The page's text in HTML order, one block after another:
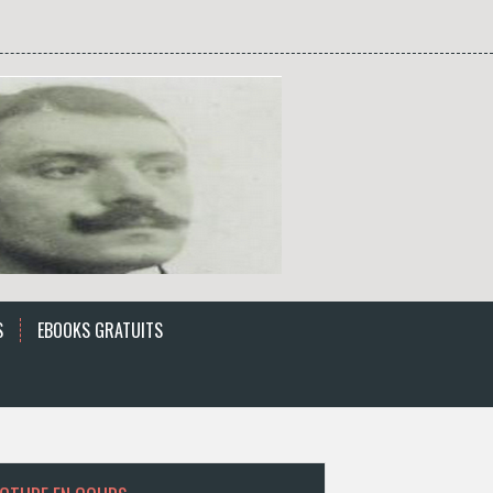
EBOOKS GRATUITS